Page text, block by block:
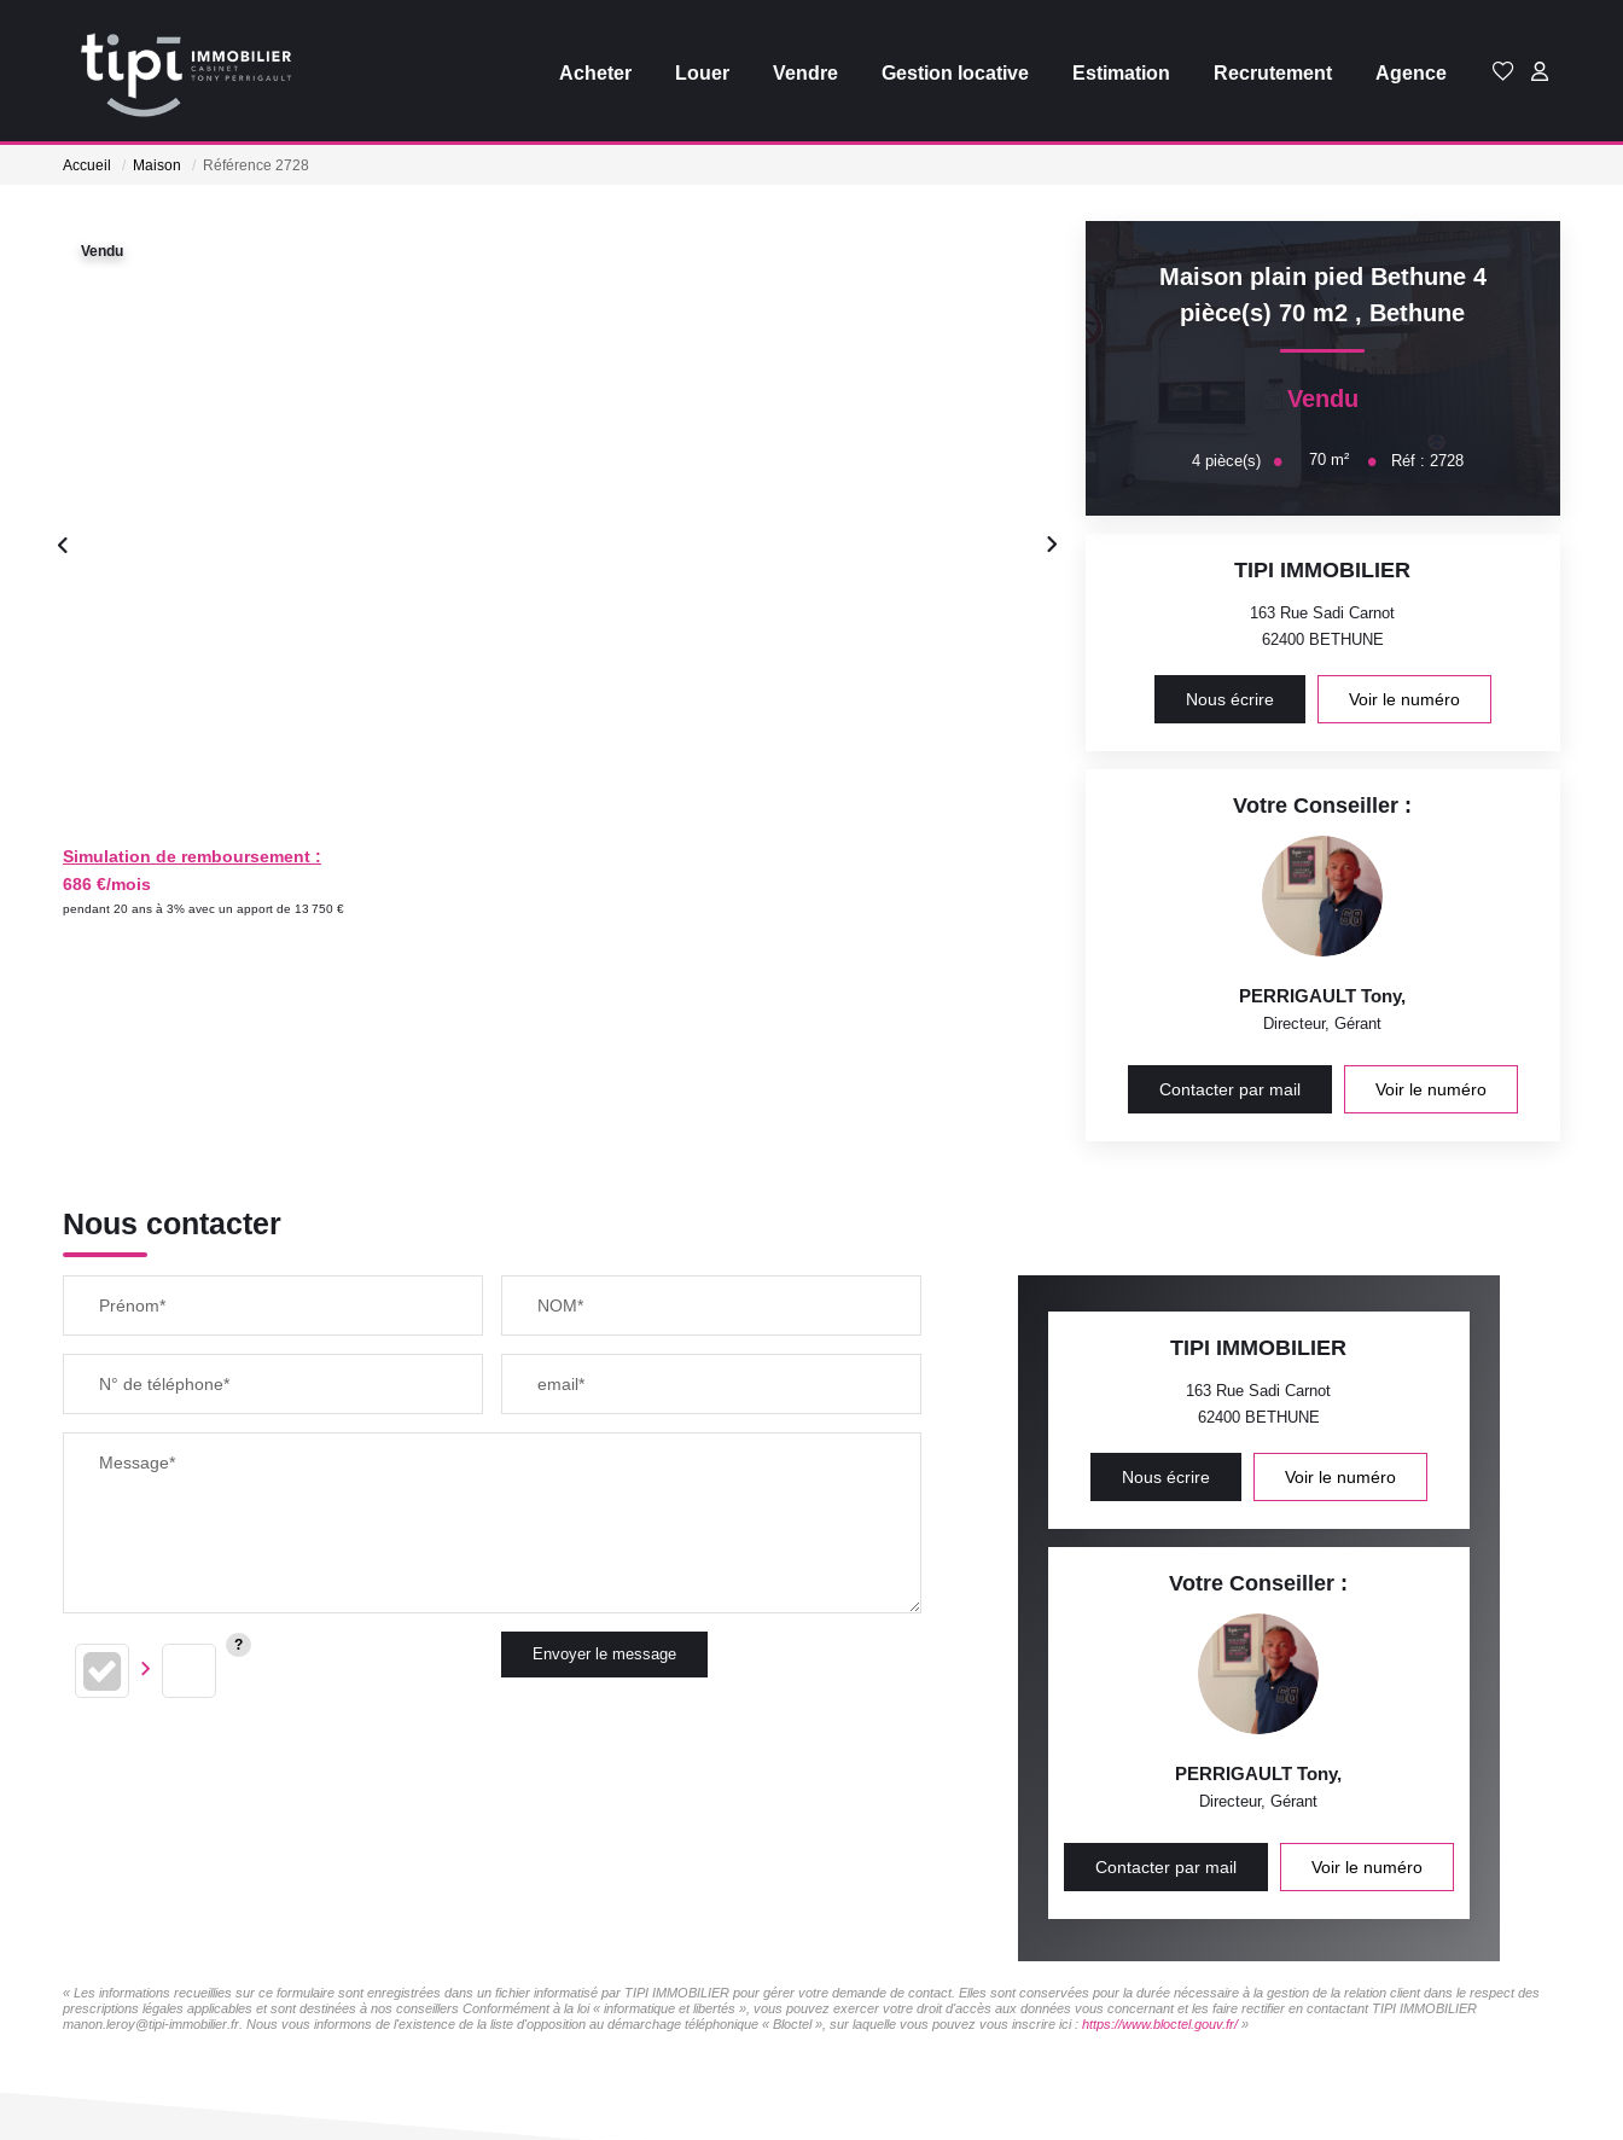
Acheter Louer Vendre Gestion locative Estimation Recrutement Agence
Accueil Maison Référence 2728
Vendu
Simulation de remboursement :
686 €/mois
pendant 20 ans à 3% avec un apport de 13 750 €
Maison plain pied Bethune 4
pièce(s) 70 m2 , Bethune
Vendu
4 pièce(s) 70 m² Réf : 2728
TIPI IMMOBILIER
163 Rue Sadi Carnot
62400 BETHUNE
Nous écrire Voir le numéro
Votre Conseiller :
PERRIGAULT Tony,
Directeur, Gérant
Contacter par mail Voir le numéro
Nous contacter
Prénom* NOM*
N° de téléphone* email*
Message*
Envoyer le message
TIPI IMMOBILIER
163 Rue Sadi Carnot
62400 BETHUNE
Nous écrire Voir le numéro
Votre Conseiller :
PERRIGAULT Tony,
Directeur, Gérant
Contacter par mail Voir le numéro
« Les informations recueillies sur ce formulaire sont enregistrées dans un fichier informatisé par TIPI IMMOBILIER pour gérer votre demande de contact. Elles sont conservées pour la durée nécessaire à la gestion de la relation client dans le respect des
prescriptions légales applicables et sont destinées à nos conseillers Conformément à la loi « informatique et libertés », vous pouvez exercer votre droit d'accès aux données vous concernant et les faire rectifier en contactant TIPI IMMOBILIER
manon.leroy@tipi-immobilier.fr. Nous vous informons de l'existence de la liste d'opposition au démarchage téléphonique « Bloctel », sur laquelle vous pouvez vous inscrire ici : https://www.bloctel.gouv.fr/»